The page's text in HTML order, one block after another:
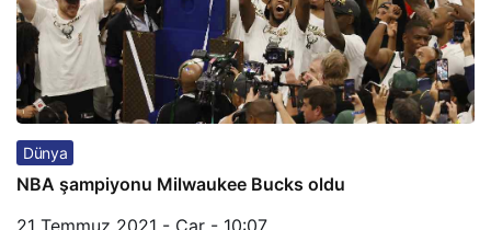
Dünya
NBA şampiyonu Milwaukee Bucks oldu
21 Temmuz 2021 - Çar - 10:07